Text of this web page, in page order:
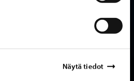
Näytä tiedot